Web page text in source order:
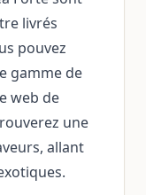
livrés
pouvez
gamme de
web de
une
allant